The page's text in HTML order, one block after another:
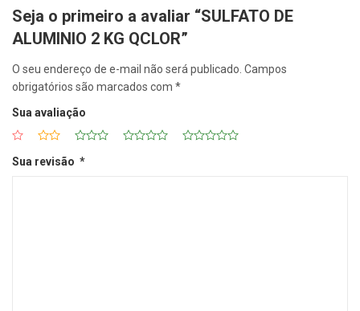
Seja o primeiro a avaliar “SULFATO DE
ALUMINIO 2 KG QCLOR”
O seu endereço de e-mail não será publicado. Campos
obrigatórios são marcados com *
Sua avaliação
Sua revisão *